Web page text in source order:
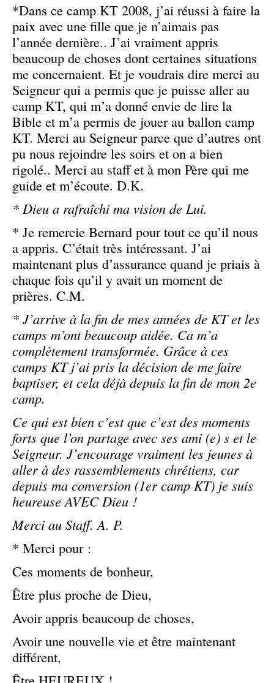
*Dans ce camp KT 2008, j’ai réussi à faire la
paix avec une fille que je n’aimais pas
l’année dernière.. J’ai vraiment appris
beaucoup de choses dont certaines situations
me concernaient. Et je voudrais dire merci au
Seigneur qui a permis que je puisse aller au
camp KT, qui m’a donné envie de lire la
Bible et m’a permis de jouer au ballon camp
KT. Merci au Seigneur parce que d’autres ont
pu nous rejoindre les soirs et on a bien
rigolé.. Merci au staff et à mon Père qui me
guide et m’écoute. D.K.
* Dieu a rafraîchi ma vision de Lui.
* Je remercie Bernard pour tout ce qu’il nous
a appris. C’était très intéressant. J’ai
maintenant plus d’assurance quand je priais à
chaque fois qu’il y avait un moment de
prières. C.M.
* J’arrive à la fin de mes années de KT et les
camps m’ont beaucoup aidée. Ca m’a
complètement transformée. Grâce à ces
camps KT j’ai pris la décision de me faire
baptiser, et cela déjà depuis la fin de mon 2e
camp.
Ce qui est bien c’est que c’est des moments
forts que l’on partage avec ses ami (e) s et le
Seigneur. J’encourage vraiment les jeunes à
aller à des rassemblements chrétiens, car
depuis ma conversion (1er camp KT) je suis
heureuse AVEC Dieu !
Merci au Staff. A. P.
* Merci pour :
Ces moments de bonheur,
Être plus proche de Dieu,
Avoir appris beaucoup de choses,
Avoir une nouvelle vie et être maintenant
différent,